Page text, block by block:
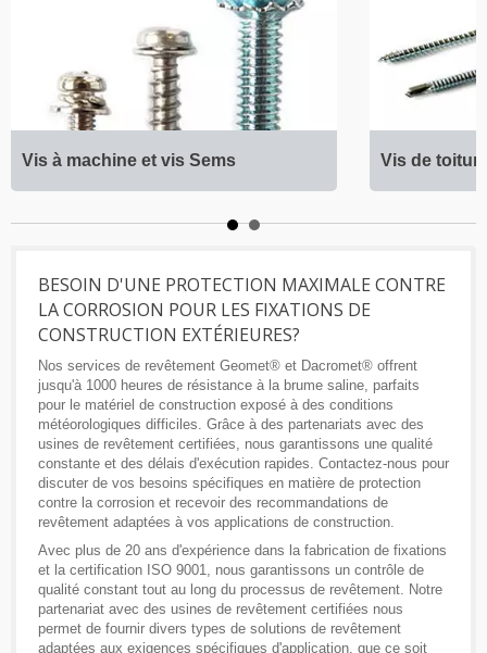
Vis à machine et vis Sems Vis de
BESOIN D'UNE PROTECTION MAXIMALE CONTRE
LA CORROSION POUR LES FIXATIONS DE
CONSTRUCTION EXTÉRIEURES?
Nos services de revêtement Geomet® et Dacromet® offrent
jusqu'à 1000 heures de résistance à la brume saline, parfaits
pour le matériel de construction exposé à des conditions
météorologiques difficiles. Grâce à des partenariats avec des
usines de revêtement certifiées, nous garantissons une qualité
constante et des délais d'exécution rapides. Contactez-nous pour
discuter de vos besoins spécifiques en matière de protection
contre la corrosion et recevoir des recommandations de
revêtement adaptées à vos applications de construction.
Avec plus de 20 ans d'expérience dans la fabrication de fixations
et la certification ISO 9001, nous garantissons un contrôle de
qualité constant tout au long du processus de revêtement. Notre
partenariat avec des usines de revêtement certifiées nous
permet de fournir divers types de solutions de revêtement
adaptées aux exigences spécifiques d'application, que ce soit